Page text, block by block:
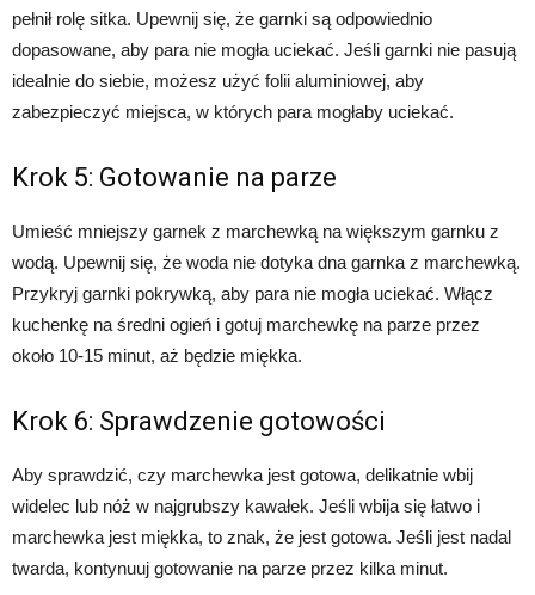
pełnił rolę sitka. Upewnij się, że garnki są odpowiednio
dopasowane, aby para nie mogła uciekać. Jeśli garnki nie pasują
idealnie do siebie, możesz użyć folii aluminiowej, aby
zabezpieczyć miejsca, w których para mogłaby uciekać.
Krok 5: Gotowanie na parze
Umieść mniejszy garnek z marchewką na większym garnku z
wodą. Upewnij się, że woda nie dotyka dna garnka z marchewką.
Przykryj garnki pokrywką, aby para nie mogła uciekać. Włącz
kuchenkę na średni ogień i gotuj marchewkę na parze przez
około 10-15 minut, aż będzie miękka.
Krok 6: Sprawdzenie gotowości
Aby sprawdzić, czy marchewka jest gotowa, delikatnie wbij
widelec lub nóż w najgrubszy kawałek. Jeśli wbija się łatwo i
marchewka jest miękka, to znak, że jest gotowa. Jeśli jest nadal
twarda, kontynuuj gotowanie na parze przez kilka minut.